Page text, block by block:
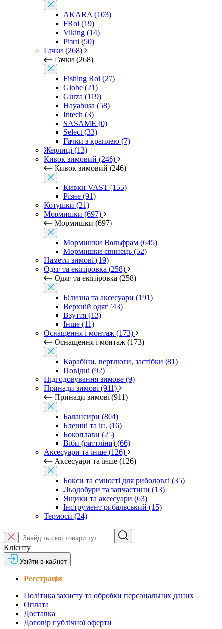
AKARA (103)
FRoi (19)
Viking (14)
Різні (50)
Гачки (268)
Гачки (268)
Fishing Roi (27)
Globe (21)
Gurza (119)
Hayabusa (58)
Intech (3)
SASAME (0)
Select (33)
Гачки з краплею (7)
Жерлиці (13)
Кивок зимовий (246)
Кивок зимовий (246)
Кивки VAST (155)
Різне (91)
Котушки (21)
Мормишки (697)
Мормишки (697)
Мормишки Вольфрам (645)
Мормишки свинець (52)
Намети зимові (19)
Одяг та екіпіровка (258)
Одяг та екіпіровка (258)
Білизна та аксесуари (191)
Верхній одяг (43)
Взуття (13)
Інше (11)
Оснащення і монтаж (173)
Оснащення і монтаж (173)
Карабіни, вертлюги, застібки (81)
Повідці (92)
Підгодовування зимове (9)
Принади зимові (911)
Принади зимові (911)
Балансири (804)
Блешні та ін. (16)
Бокоплави (25)
Віби (раттліни) (66)
Аксесуари та інше (126)
Аксесуари та інше (126)
Бокси та ємності для риболовлі (35)
Льодобури та запчастини (13)
Ящики та аксесуари (63)
Інструмент рибальський (15)
Термоси (24)
Клієнту
Увійти в кабінет
Реєстрація
Політика захисту та обробки персональних даних
Оплата
Доставка
Договір публічної оферти